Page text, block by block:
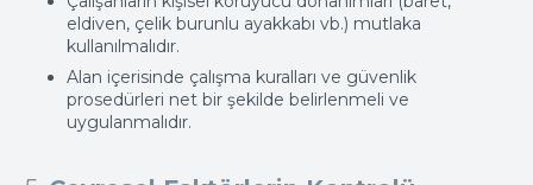
eldiven, çelik burunlu ayakkabı vb.) mutlaka
kullanılmalıdır.
Alan içerisinde çalışma kuralları ve güvenlik
prosedürleri net bir şekilde belirlenmeli ve
uygulanmalıdır.